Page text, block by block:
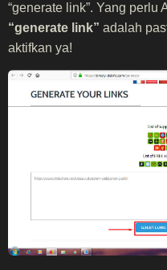
“generate link”. Yang
“generate link” adalah
aktifkan ya!